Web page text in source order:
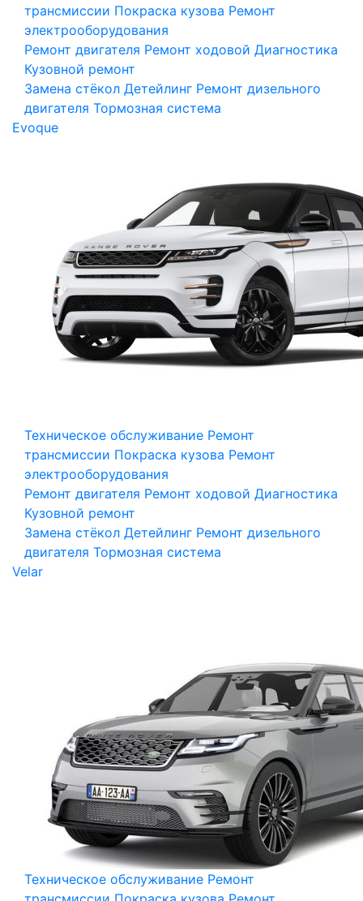
трансмиссии Покраска кузова Ремонт
электрооборудования
Ремонт двигателя Ремонт ходовой Диагностика
Кузовной ремонт
Замена стёкол Детейлинг Ремонт дизельного
двигателя Тормозная система
Evoque
Техническое обслуживание Ремонт
трансмиссии Покраска кузова Ремонт
электрооборудования
Ремонт двигателя Ремонт ходовой Диагностика
Кузовной ремонт
Замена стёкол Детейлинг Ремонт дизельного
двигателя Тормозная система
Velar
Техническое обслуживание Ремонт